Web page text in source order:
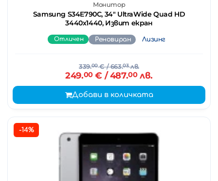
Монитор
Samsung S34E790C, 34" UltraWide Quad HD
3440х1440, Извит екран
Отличен Реновиран Лизинг
339.00€/ 663.03лв.
249.00€ / 487.00лв.
Добави в количката
-14%